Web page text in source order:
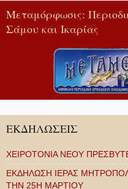
Μεταμόρφωσις:
Σάμου και Ικαρίας
ΕΚΔΗΛΩΣΕΙΣ
ΧΕΙΡΟΤΟΝΙΑ ΝΕΟΥ
ΕΚΔΗΛΩΣΗ ΙΕΡΑΣ
ΤΗΝ 25Η ΜΑΡΤΙΟΥ